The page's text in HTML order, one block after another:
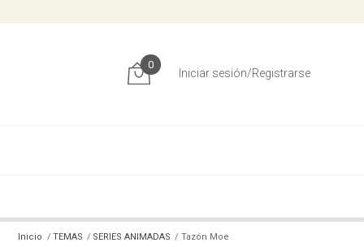
0
Iniciar sesión/Registrarse
Inicio TEMAS SERIES ANIMADAS Tazón Moe